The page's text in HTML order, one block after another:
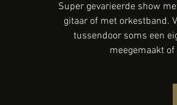
Super gevarieerde show
gitaar of met orkestband.
tussendoor soms een
meegemaakt